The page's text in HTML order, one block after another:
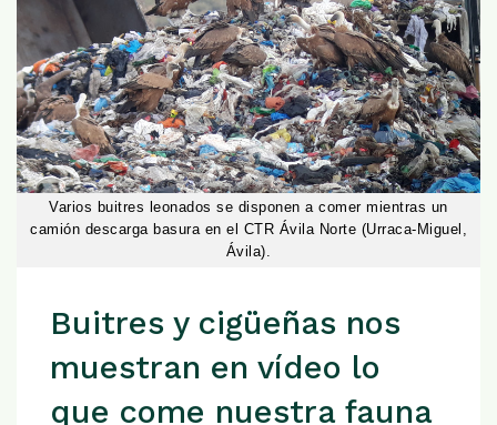
Varios buitres leonados se disponen a comer mientras un
camión descarga basura en el CTR Ávila Norte (Urraca-Miguel,
Ávila).
Buitres y cigüeñas nos
muestran en vídeo lo
que come nuestra fauna